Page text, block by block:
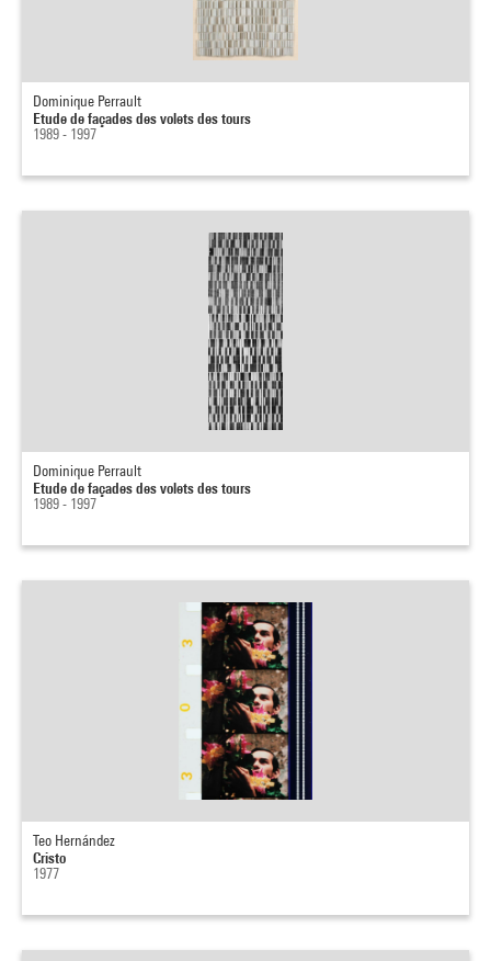
Dominique Perrault
Etude de façades des volets des tours
1989 - 1997
Dominique Perrault
Etude de façades des volets des tours
1989 - 1997
Teo Hernández
Cristo
1977